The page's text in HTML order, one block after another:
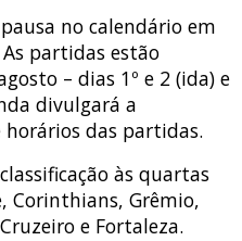
no calendário em
partidas estão
– dias 1º e 2 (ida) e
divulgará a
das partidas.
às quartas
Corinthians, Grêmio,
e Fortaleza.